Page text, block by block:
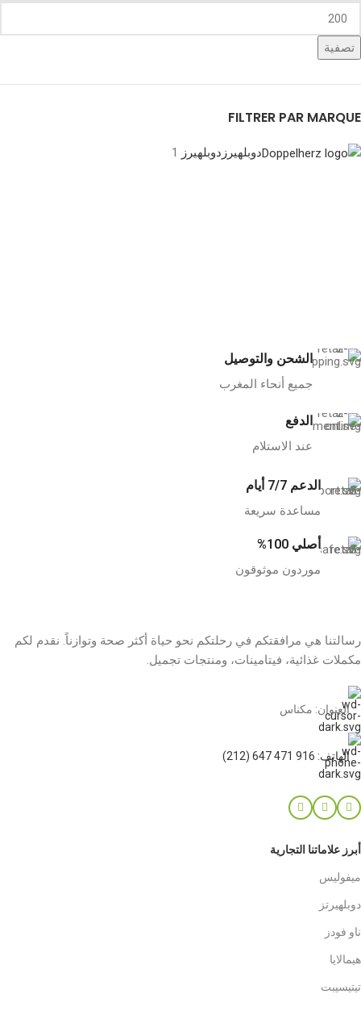
تصفية
FILTRER PAR MARQUE
دوبلهيرز دوبلهيرز 1
الشحن والتوصيل
جميع أنحاء المغرب
الدفع
عند الاستلام
الدعم 7/7 أيام
مساعدة سريعة
أصلي 100%
موردون موثوقون
رسالتنا هي مرافقتكم في رحلتكم نحو حياة أكثر صحة وتوازناً. نقدم لكم
مكملات غذائية، فيتامينات، ومنتجات تجميل.
العنوان: مكناس
الهاتف: 916 471 647 (212)
أبرز علاماتنا التجارية
ميفوليس
دوبلهيرتز
ناو فودز
هيمالايا
تيتيسيبت